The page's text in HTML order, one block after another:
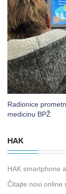
Radionice
medicinu BPŽ
HAK
HAK smartphone
Čitajte novi online